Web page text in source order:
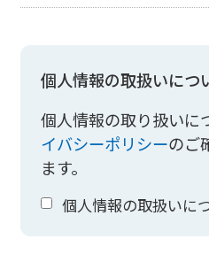
個人情報の取扱いにつ
個人情報の取り扱いに
イバシーポリシーのご
ます。
個人情報の取扱いに